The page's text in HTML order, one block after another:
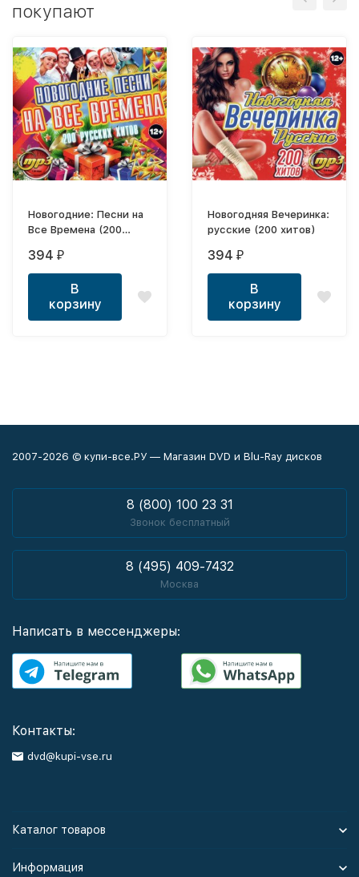
покупают
Новогодние: Песни на
Все Времена (200
394 ₽
В
корзину
Новогодняя Вечеринка:
русские (200 хитов)
394 ₽
В
корзину
2007-2026 © купи-все.РУ — Магазин DVD и Blu-Ray дисков
8 (800) 100 23 31
Звонок бесплатный
8 (495) 409-7432
Москва
Написать в мессенджеры:
Контакты:
dvd@kupi-vse.ru
Каталог товаров
Информация